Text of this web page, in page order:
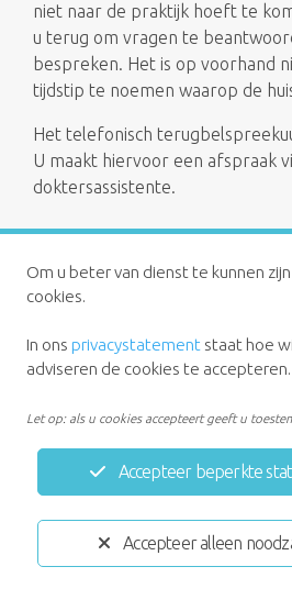
niet naar de praktijk hoeft te
u terug om vragen te
bespreken. Het is op voorhand
tijdstip te noemen waarop de
Het telefonisch
U maakt hiervoor een afspraak
doktersassistente.
Accepteer alleen
Accepteer beperkte
Om u beter van dienst te kunnen
cookies.
In ons privacystatement staat hoe
adviseren de cookies te accepteren.
Let op: als u cookies accepteert geeft u